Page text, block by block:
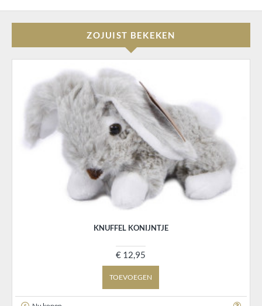
ZOJUIST BEKEKEN
KNUFFEL KONIJNTJE
€ 12,95
TOEVOEGEN